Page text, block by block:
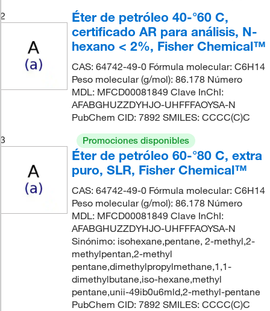
2
Éter de petróleo 40-°60 C,
certificado AR para análisis, N-
hexano < 2%, Fisher Chemical™
CAS: 64742-49-0 Fórmula molecular: C6H14
Peso molecular (g/mol): 86.178 Número
MDL: MFCD00081849 Clave InChI:
AFABGHUZZDYHJO-UHFFFAOYSA-N
PubChem CID: 7892 SMILES: CCCC(C)C
3
Promociones disponibles
Éter de petróleo 60-°80 C, extra
puro, SLR, Fisher Chemical™
CAS: 64742-49-0 Fórmula molecular: C6H14
Peso molecular (g/mol): 86.178 Número
MDL: MFCD00081849 Clave InChI:
AFABGHUZZDYHJO-UHFFFAOYSA-N
Sinónimo: isohexane,pentane, 2-methyl,2-
methylpentan,2-methyl
pentane,dimethylpropylmethane,1,1-
dimethylbutane,iso-hexane,methyl
pentane,unii-49ib0u6mld,2-methyl-pentane
PubChem CID: 7892 SMILES: CCCC(C)C